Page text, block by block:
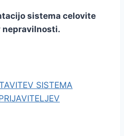
sistema celovite
SISTEMA